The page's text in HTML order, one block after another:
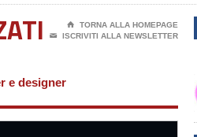
⌂
TORNA ALLA HOMEPAGE
✉
ISCRIVITI ALLA NEWSLETTER
e designer